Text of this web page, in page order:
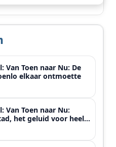
Van Toen naar Nu: De
elkaar ontmoette
Van Toen naar Nu:
het geluid voor heel